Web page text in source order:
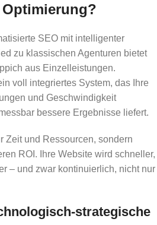
Optimierung?
SEO mit intelligenter
zu klassischen Agenturen bietet
aus Einzelleistungen.
voll integriertes System, das Ihre
und Geschwindigkeit
bessere Ergebnisse liefert.
Zeit und Ressourcen, sondern
ROI. Ihre Website wird schneller,
– und zwar kontinuierlich, nicht nur
strategische